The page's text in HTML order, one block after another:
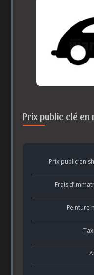
Prix public clé en
Prix public en
Frais
Peinture